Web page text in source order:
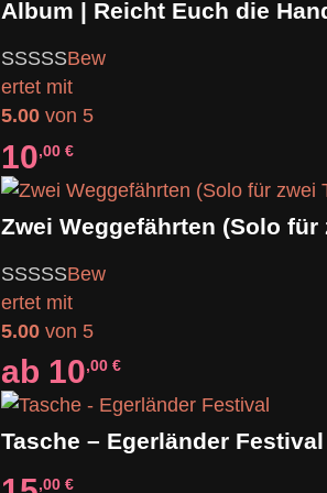
Album | Reicht Euch die
Bew
ertet mit
5.00 von 5
10,00€
Bew
ertet mit
5.00 von 5
ab 10,00€
Tasche – Egerländer Festival
,00€